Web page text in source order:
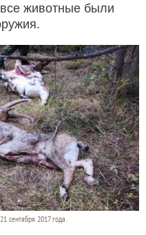
все животные были
сентября 2017 года.